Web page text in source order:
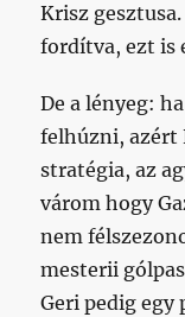
Krisz
fordítva, ezt is
De a lényeg:
felhúzni, azért
stratégia, az
várom hogy
nem
mesterii
Geri pedig